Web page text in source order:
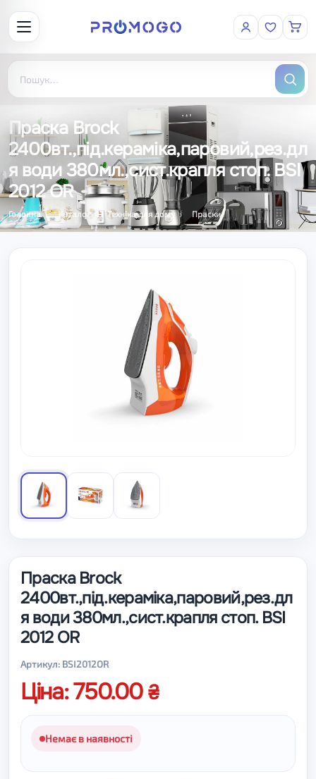
Праска Brock
2400вт.,під.кераміка,паровий,рез.дл
я води 380мл.,сист.крапля стоп. BSI
2012 OR
Головна Каталог Техніка для дому Праски
Праска Brock
2400вт.,під.кераміка,паровий,рез.дл
я води 380мл.,сист.крапля стоп. BSI
2012 OR
Артикул: BSI2012OR
Ціна: 750.00
Немає в наявності